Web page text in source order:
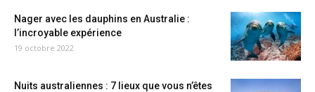
Nager avec les dauphins en Australie :
l’incroyable expérience
19 octobre 2022
Nuits australiennes : 7 lieux que vous n’êtes